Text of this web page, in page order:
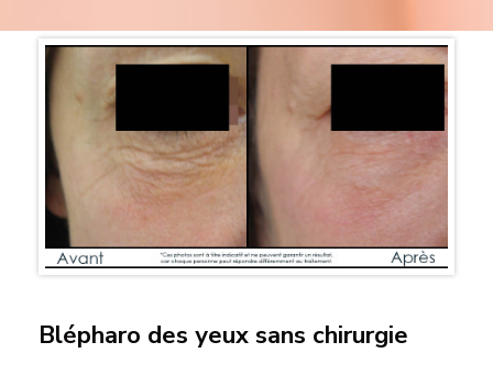
Blépharo des yeux sans chirurgie